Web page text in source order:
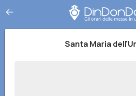
Santa Maria